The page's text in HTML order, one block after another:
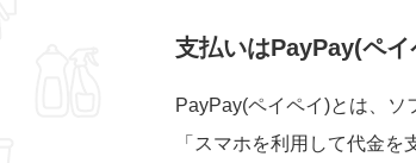
支払いはPayPay(ペ
PayPay(ペイペイ)とは、
「スマホを利用して代金を